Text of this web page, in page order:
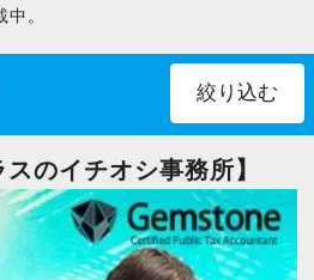
イリスト
問い合わせ
。
パート・アルバイト(1)
スのイチオシ事務所】